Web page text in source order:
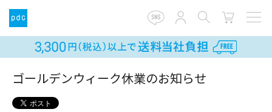
ゴールデンウィーク休業のお知らせ